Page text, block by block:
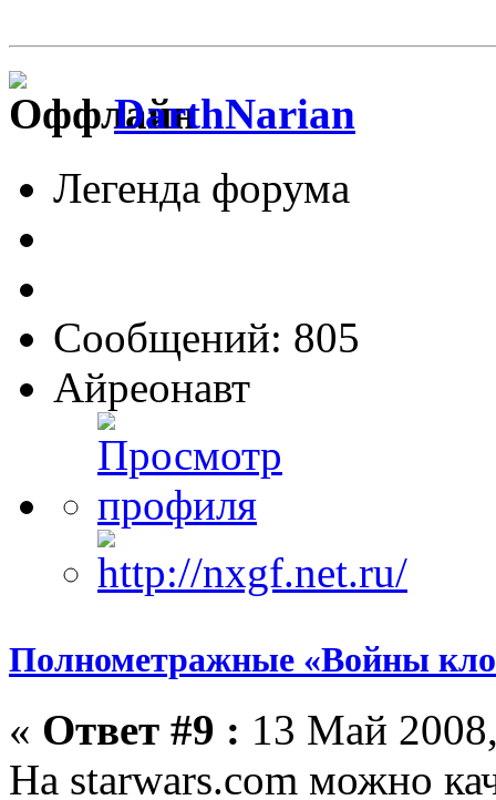
DarthNarian
Легенда форума
Сообщений: 805
Айреонавт
Полнометражные «Войны
« Ответ #9 : 13 Май
На starwars.com можно